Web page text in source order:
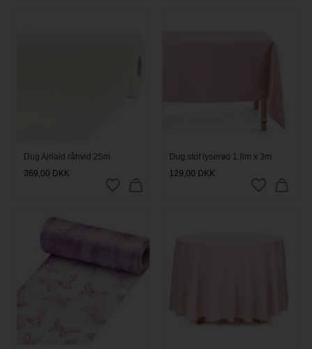
Dug Airlaid råhvid 25m
369,00 DKK
Dug stof lyserød 1,8m x 3m
129,00 DKK